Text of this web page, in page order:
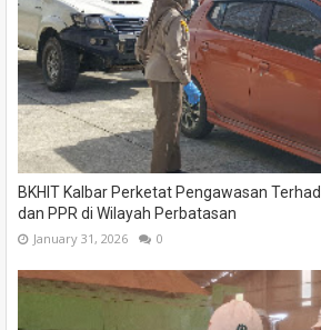
BKHIT Kalbar Perketat Pengawasan
dan PPR di Wilayah Perbatasan
January 31, 2026 0